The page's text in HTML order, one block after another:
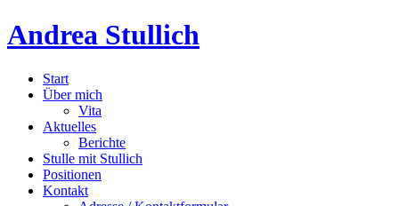
Andrea Stullich
Start
Über mich
Vita
Aktuelles
Berichte
Stulle mit Stullich
Positionen
Kontakt